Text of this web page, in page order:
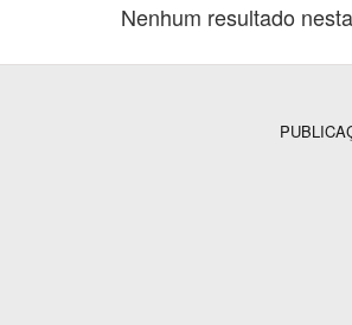
Nenhum resultado